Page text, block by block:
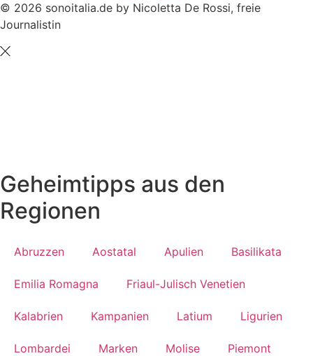
© 2026 sonoitalia.de by Nicoletta De Rossi, freie
Journalistin
Geheimtipps aus den
Regionen
Abruzzen Aostatal Apulien Basilikata
Emilia Romagna Friaul-Julisch Venetien
Kalabrien Kampanien Latium Ligurien
Lombardei Marken Molise Piemont